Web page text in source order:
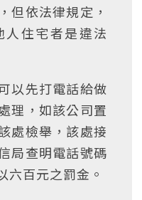
但依法律規定，
住宅者是違法
以先打電話給做
理，如該公司置
處檢舉，該處接
局查明電話號碼
六百元之罰金。